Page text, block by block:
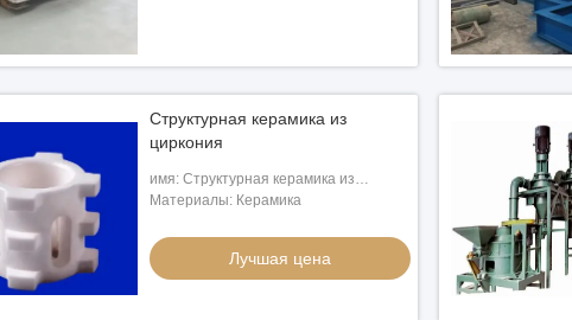
Структурная керамика из
циркония
имя: Структурная керамика из
циркония
Материалы: Керамика
Лучшая цена